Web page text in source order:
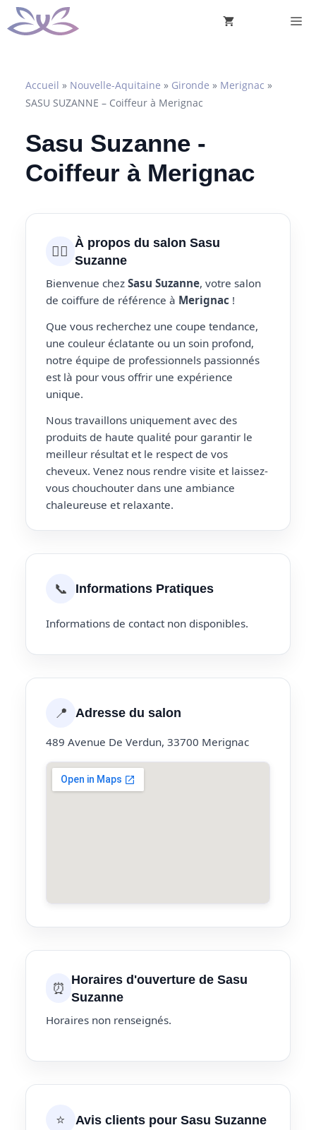
Aller
au
Accueil » Nouvelle-Aquitaine » Gironde » Merignac »
SASU SUZANNE – Coiffeur à Merignac
Sasu Suzanne -
Coiffeur à Merignac
💇‍♀️ À propos du salon Sasu
Suzanne
Bienvenue chez Sasu Suzanne, votre salon
de coiffure de référence à Merignac !
Que vous recherchez une coupe tendance,
une couleur éclatante ou un soin profond,
notre équipe de professionnels passionnés
est là pour vous offrir une expérience
unique.
Nous travaillons uniquement avec des
produits de haute qualité pour garantir le
meilleur résultat et le respect de vos
cheveux. Venez nous rendre visite et laissez-
vous chouchouter dans une ambiance
chaleureuse et relaxante.
📞 Informations Pratiques
Informations de contact non disponibles.
📍 Adresse du salon
489 Avenue De Verdun, 33700 Merignac
⏰ Horaires d'ouverture de Sasu
Suzanne
Horaires non renseignés.
⭐ Avis clients pour Sasu Suzanne